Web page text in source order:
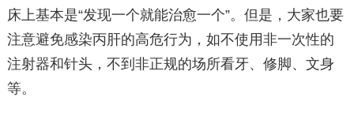
床上基本是“发现一个就能治愈一个”。但是，大家也要
注意避免感染丙肝的高危行为，如不使用非一次性的
注射器和针头，不到非正规的场所看牙、修脚、文身
等。